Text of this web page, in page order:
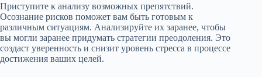
Приступите к анализу возможных препятствий.
Осознание рисков поможет вам быть готовым к
различным ситуациям. Анализируйте их заранее, чтобы
вы могли заранее придумать стратегии преодоления. Это
создаст уверенность и снизит уровень стресса в процессе
достижения ваших целей.